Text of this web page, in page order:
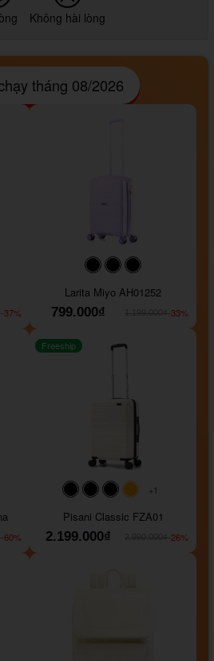
Không hài lòng
tháng 08/2026
-37%
#000000#000000
Larita Miyo AH01252
799.000₫
-33%
-60%
#000000#000000#000000
+1
Freeship
Pisani Classic FZA01
2.199.000₫
-26%